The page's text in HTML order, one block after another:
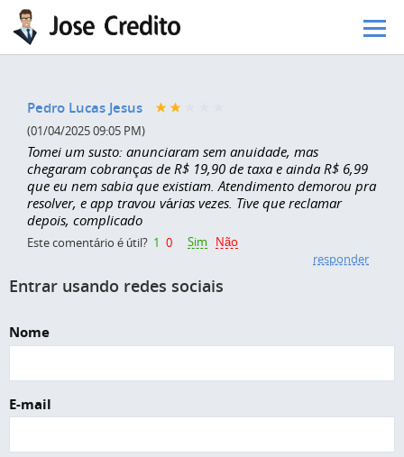
Pular para o conteúdo principal
Pedro Lucas Jesus
(01/04/2025 09:05 PM)
Tomei um susto: anunciaram sem anuidade, mas
chegaram cobranças de R$ 19,90 de taxa e ainda R$ 6,99
que eu nem sabia que existiam. Atendimento demorou pra
resolver, e app travou várias vezes. Tive que reclamar
depois, complicado
Este comentário é útil? 1 0 Sim
Não
responder
Entrar usando redes sociais
Nome
E-mail